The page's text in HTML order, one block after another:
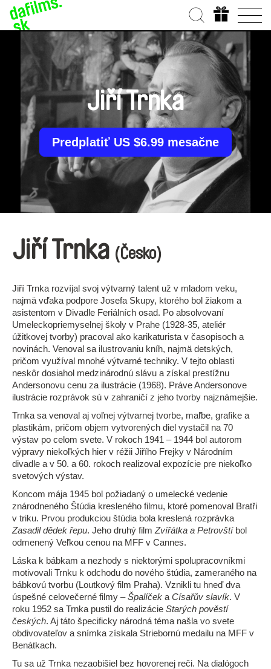
Jiří Trnka
Predplatiť US $6.99 mesačne
Jiří Trnka (Česko)
Jiří Trnka rozvíjal svoj výtvarný talent už v mladom veku,
najmä vďaka podpore Josefa Skupy, ktorého bol žiakom a
asistentom v Divadle Feriálních osad. Po absolvovaní
Umeleckopriemyselnej školy v Prahe (1928-35, ateliér
úžitkovej tvorby) pracoval ako karikaturista v časopisoch a
novinách. Venoval sa ilustrovaniu kníh, najmä detských,
pričom využíval mnohé výtvarné techniky. V tejto oblasti
neskôr dosiahol medzinárodnú slávu a získal prestížnu
Andersonovu cenu za ilustrácie (1968). Práve Andersonove
ilustrácie rozprávok sú v zahraničí z jeho tvorby najznámejšie.
Trnka sa venoval aj voľnej výtvarnej tvorbe, maľbe, grafike a
plastikám, pričom objem vytvorených diel vystačil na 70
výstav po celom svete. V rokoch 1941 – 1944 bol autorom
výpravy niekoľkých hier v réžii Jiřího Frejky v Národním
divadle a v 50. a 60. rokoch realizoval expozície pre niekoľko
svetových výstav.
Koncom mája 1945 bol požiadaný o umelecké vedenie
znárodneného Štúdia kresleného filmu, ktoré pomenoval Bratři
v triku. Prvou produkciou štúdia bola kreslená rozprávka
Zasadil dědek řepu. Jeho druhý film Zvířátka a Petrovštíbol
odmenený Veľkou cenou na MFF v Cannes.
Láska k bábkam a nezhody s niektorými spolupracovníkmi
motivovali Trnku k odchodu do nového štúdia, zameraného na
bábkovú tvorbu (Loutkový film Praha). Vznikli tu hneď dva
úspešné celovečerné filmy –Špalíček a Císařův slavík. V
roku 1952 sa Trnka pustil do realizácie Starých pověstí
českých. Aj táto špecificky národná téma našla vo svete
obdivovateľov a snímka získala Striebornú medailu na MFF v
Benátkach.
Tu sa už Trnka nezaobišiel bez hovorenej reči. Na dialógoch